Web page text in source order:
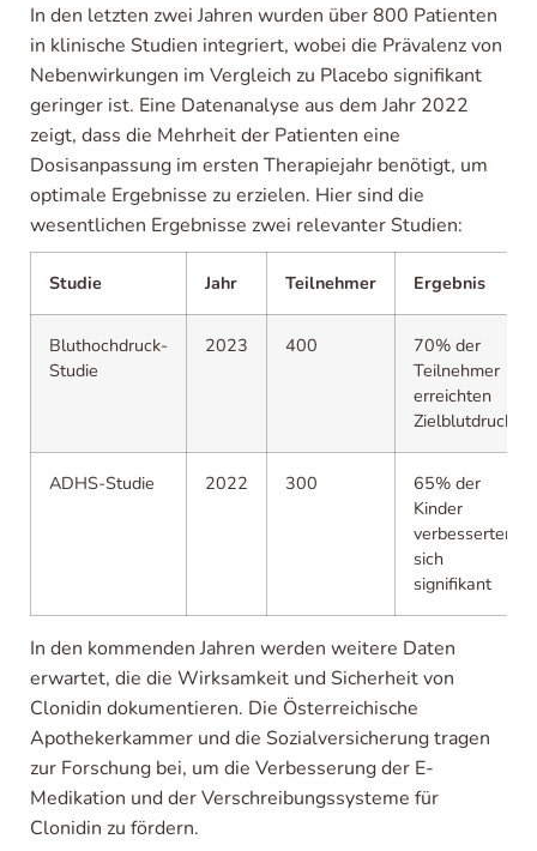
In den letzten zwei Jahren wurden über 800 Patienten
in klinische Studien integriert, wobei die Prävalenz von
Nebenwirkungen im Vergleich zu Placebo signifikant
geringer ist. Eine Datenanalyse aus dem Jahr 2022
zeigt, dass die Mehrheit der Patienten eine
Dosisanpassung im ersten Therapiejahr benötigt, um
optimale Ergebnisse zu erzielen. Hier sind die
wesentlichen Ergebnisse zwei relevanter Studien:
Studie Jahr Teilnehmer Ergebnis
Bluthochdruck-
Studie
2023 400
70% der
Teilnehmer
erreichten
Zielblutdruck
ADHS-Studie 2022 300
65% der
Kinder
verbesserten
sich
signifikant
In den kommenden Jahren werden weitere Daten
erwartet, die die Wirksamkeit und Sicherheit von
Clonidin dokumentieren. Die Österreichische
Apothekerkammer und die Sozialversicherung tragen
zur Forschung bei, um die Verbesserung der E-
Medikation und der Verschreibungssysteme für
Clonidin zu fördern.